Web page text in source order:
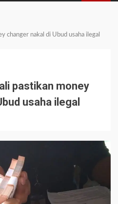
changer nakal di Ubud usaha ilegal
pastikan money
usaha ilegal